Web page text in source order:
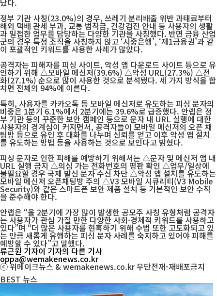
났다.
정부 기관 사칭(23.0%)의 경우, 쓰레기 분리배출 위반 과태료부터
해외 택배 관세 부과, 교통 범칙금, 건강검진 안내 등 사용자의 생활
과 밀접한 업무를 담당하는 다양한 기관을 사칭했다. 반면 금융 산업
군의 경우 특정 조직을 사칭하지 않고 ‘시중은행’, ‘제1금융권’과 같
이 포괄적인 키워드를 사용한 사례가 많았다.
공격자는 피해자를 피싱 사이트, 악성 앱 다운로드 사이트 등으로 유
인하기 위해 △모바일 메신저(39.6%) △악성 URL(27.3%) △전
화(27.1%) 순으로 많이 사용한 것으로 분석됐다. 세 가지 방식을 합
치면 전체의 94%에 이른다.
특히, 사용자를 카카오톡 등 모바일 메신저로 유도하는 피싱 문자의
비중은 1분기 6.1%에서 2분기에는 39.6%로 급증했다. 안랩은 정
부 기관 등의 꾸준한 보안 캠페인 등으로 문자 내 URL 실행에 대한
사용자의 경계심이 커지면서, 공격자들이 모바일 메신저의 오픈 채
팅방 등으로 유인 후 대화를 나누며 신뢰를 얻고 이후 악성 앱 설치
를 유도하는 방법 등을 사용하는 것으로 보인다고 밝혔다.
피싱 문자로 인한 피해를 예방하기 위해서는 △문자 및 메신저 앱 내
URL 실행 금지 △의심 가는 전화번호의 평판 확인 △업무/일상에
불필요할 경우 국제 발신 문자 수신 차단 △악성 앱 설치를 유도하는
모바일 메신저 오픈채팅방 주의 △V3 모바일 시큐리티(V3 Mobile
Security)와 같은 스마트폰 보안 제품 설치 등 기본적인 보안 수칙
을 준수해야 한다.
안랩은 “올 2분기에 가장 많이 발생한 공모주 사칭 유형처럼 공격자
는 사용자가 관심 가질 만한 다양한 사회·경제적 키워드를 사용하고
있다”며 “더 많은 사용자를 현혹하기 위해 수법 또한 고도화되고 있
는 만큼 새롭게 유행하는 피싱 문자 사례를 숙지하고 있어야 피해를
예방할 수 있다”고 말했다.
류근원 기자이 기자의 다른 기사
oppa@wemakenews.co.kr
ⓒ 위메이크뉴스 & wemakenews.co.kr 무단전재-재배포금지
BEST 뉴스